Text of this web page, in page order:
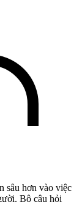
sâu hơn vào việc
Bộ câu hỏi